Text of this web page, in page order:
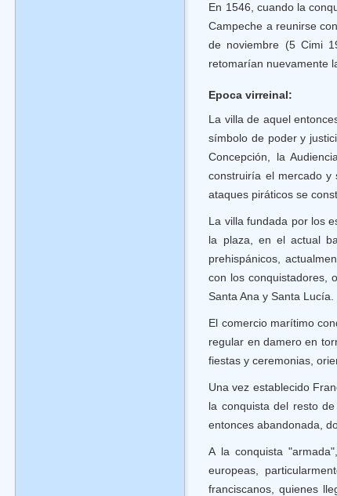
En 1546, cuando la
Campeche a reunirse
de noviembre (5 Cimi
retomarían nuevamente
Epoca virreinal:
La villa de aquel
símbolo de poder y
Concepción, la
construiría el mercado y
ataques piráticos se
La villa fundada por los
la plaza, en el actual
prehispánicos,
con los conquistadores,
Santa Ana y Santa Lucía.
El comercio marítimo
regular en damero en
fiestas y ceremonias,
Una vez establecido
la conquista del resto de
entonces abandonada,
A la conquista
europeas,
franciscanos, quienes